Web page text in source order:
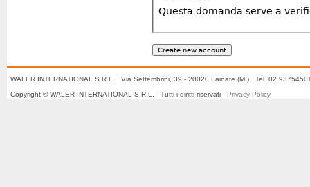
Questa domanda serve a
WALER INTERNATIONAL S.R.L. Via Settembrini, 39 - 20020 Lainate (MI) Tel. 02
Copyright © WALER INTERNATIONAL S.R.L. - Tutti i diritti riservati - Privacy Policy